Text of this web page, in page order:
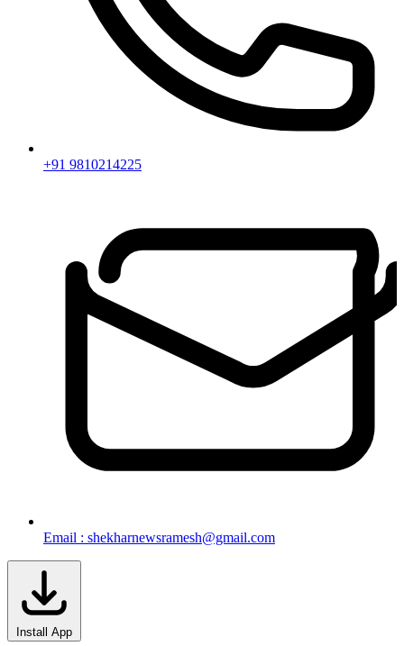
+91 9810214225
Email : shekharnewsramesh@gmail.com
Install App